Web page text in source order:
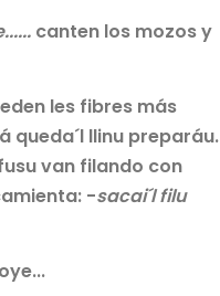
canten los mozos y
les fibres más
queda´l llinu preparáu.
van filando con
-sacai´l filu